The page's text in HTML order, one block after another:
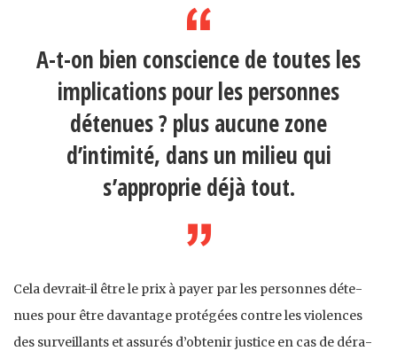
A-t-on bien conscience de toutes les
implications pour les personnes
détenues ? plus aucune zone
d’intimité, dans un milieu qui
s’approprie déjà tout.
Cela devrait-il être le prix à payer par les personnes déte­
nues pour être davantage protégées contre les violences
des surveillants et assurés d’obtenir justice en cas de déra­